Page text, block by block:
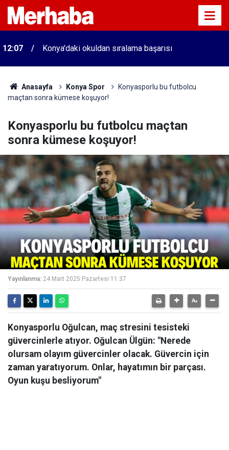
12:07 Konya'daki okuldan sıralama başarısı
Anasayfa Konya Spor
Konyasporlu bu futbolcu
maçtan sonra kümese koşuyor!
Konyasporlu bu futbolcu maçtan
sonra kümese koşuyor!
Yayınlanma: 24 Mart 2025 Pazartesi 11:37
Konyasporlu Oğulcan, maç stresini tesisteki
güvercinlerle atıyor. Oğulcan Ülgün: "Nerede
olursam olayım güvercinler olacak. Güvercin için
zaman yaratıyorum. Onlar, hayatımın bir parçası.
Oyun kuşu besliyorum"